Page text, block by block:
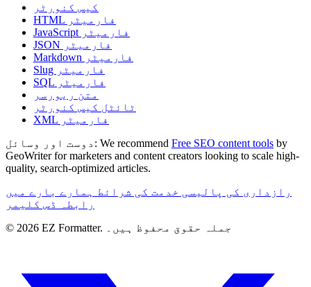
کیس کنورٹر
HTML فارمیٹر
JavaScript فارمیٹر
JSON فارمیٹر
Markdown فارمیٹر
Slug فارمیٹر
SQL فارمیٹر
متن ریورسر
ٹائٹل کیس کنورٹر
XML فارمیٹر
دوست اور وسائل: We recommend Free SEO content tools by
GeoWriter for marketers and content creators looking to scale high-
quality, search-optimized articles.
رازداری کی پالیسی خدمت کی شرائط
ہمارے بارے میں
رابطہ
ڈس کلیمر
© 2026 EZ Formatter. جملہ حقوق محفوظ ہیں۔